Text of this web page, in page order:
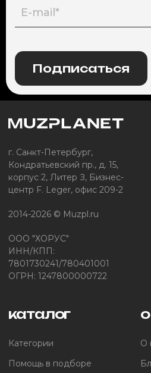
Подписаться
г. Санкт-Петербург,
Кондратьевский пр., д. 15,
корпус 2, Литер З, Бизнес-
центр F. Leger, офис 209-2
2014-2026 © Muzpl.ru
ООО "ХОРУС"
ИНН/КПП:
7801730241/780401001
ОГРН: 1247800000722
каталог
Категории
Помощь в подборе
О